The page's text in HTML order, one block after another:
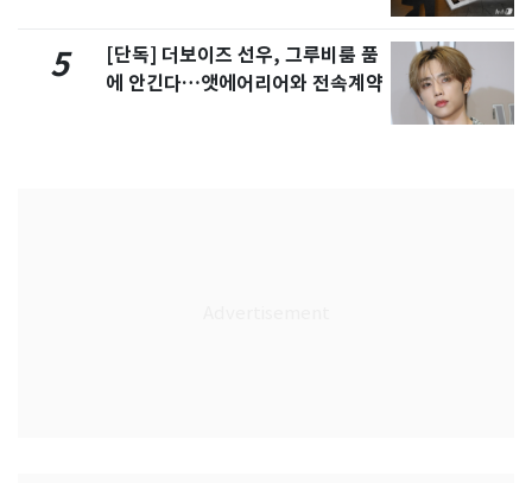
5
[단독] 더보이즈 선우, 그루비룸 품
에 안긴다…앳에어리어와 전속계약